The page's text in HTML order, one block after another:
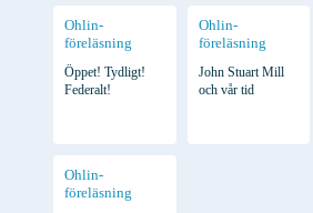
Ohlin-
föreläsning
Öppet! Tydligt!
Federalt!
Ohlin-
föreläsning
John Stuart Mill
och vår tid
Ohlin-
föreläsning